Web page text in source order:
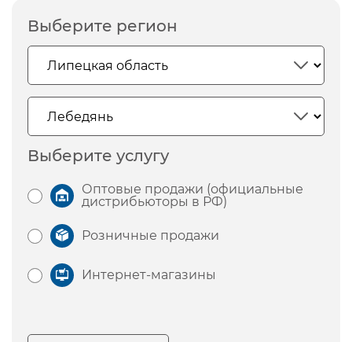
Выберите регион
Выберите услугу
Оптовые продажи (официальные
дистрибьюторы в РФ)
Розничные продажи
Интернет-магазины